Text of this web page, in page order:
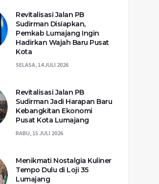
Revitalisasi Jalan PB
Sudirman Disiapkan,
Pemkab Lumajang Ingin
Hadirkan Wajah Baru Pusat
Kota
SELASA, 14 JULI 2026
Revitalisasi Jalan PB
Sudirman Jadi Harapan Baru
Kebangkitan Ekonomi
Pusat Kota Lumajang
RABU, 15 JULI 2026
Menikmati Nostalgia Kuliner
Tempo Dulu di Loji 35
Lumajang